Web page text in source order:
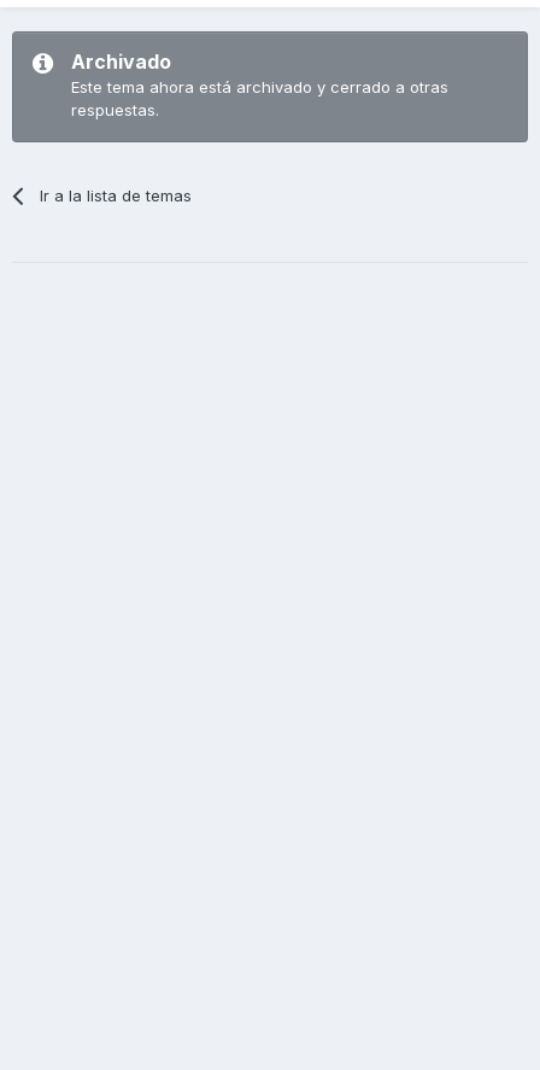
Archivado
Este tema ahora está archivado y cerrado a otras
respuestas.
Ir a la lista de temas